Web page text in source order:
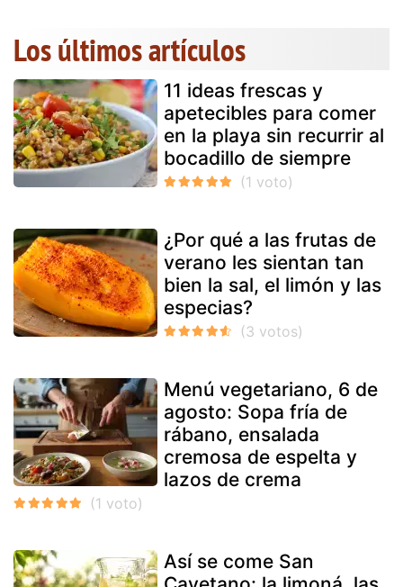
Los últimos artículos
11 ideas frescas y
apetecibles para comer
en la playa sin recurrir al
bocadillo de siempre
¿Por qué a las frutas de
verano les sientan tan
bien la sal, el limón y las
especias?
Menú vegetariano, 6 de
agosto: Sopa fría de
rábano, ensalada
cremosa de espelta y
lazos de crema
Así se come San